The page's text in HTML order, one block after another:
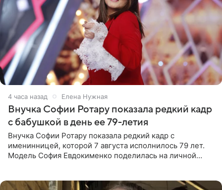
4 часа назад Елена Нужная
Внучка Софии Ротару показала редкий кадр
с бабушкой в день ее 79-летия
Внучка Софии Ротару показала редкий кадр с
именинницей, которой 7 августа исполнилось 79 лет.
Модель София Евдокименко поделилась на личной